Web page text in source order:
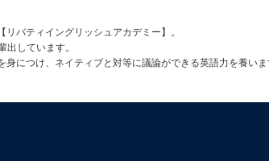
バティイングリッシュアカデミー】。
出しています。
につけ、ネイティブと対等に議論ができる英語力を養いま